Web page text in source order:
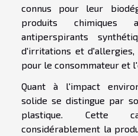
connus pour leur
produits chimiques
antiperspirants
d'irritations et
pour le consommateur et
Quant à l'impact
solide se distingue par
plastique. Cette
considérablement la